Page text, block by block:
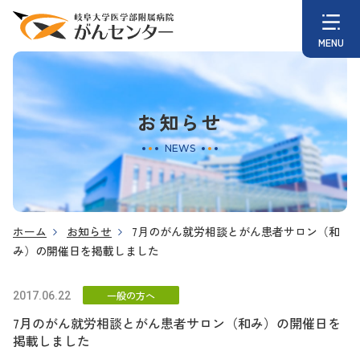
お知らせ
NEWS
ホーム お知らせ
7月のがん就労相談とがん患者サロン（和
み）の開催日を掲載しました
2017.06.22 一般の方へ
7月のがん就労相談とがん患者サロン（和み）の開催日を
掲載しました